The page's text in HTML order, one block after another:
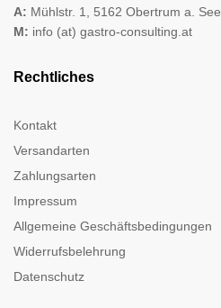
A: Mühlstr. 1, 5162 Obertrum a. See
M: info (at) gastro-consulting.at
Rechtliches
Kontakt
Versandarten
Zahlungsarten
Impressum
Allgemeine Geschäftsbedingungen
Widerrufsbelehrung
Datenschutz